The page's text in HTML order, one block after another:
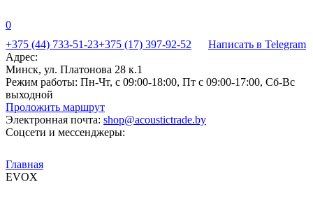
0
+375 (44) 733-51-23+375 (17) 397-92-52
Написать в Telegram
Адрес:
Минск, ул. Платонова 28 к.1
Режим работы: Пн-Чт, с 09:00-18:00, Пт с 09:00-17:00, Сб-Вс
выходной
Проложить маршрут
Электронная почта: shop@acoustictrade.by
Соцсети и мессенджеры:
Главная
EVOX